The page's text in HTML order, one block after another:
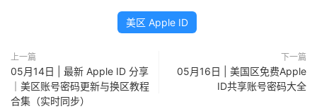
美区 Apple ID
上一篇
05月14日 | 最新 Apple ID 分享
｜美区账号密码更新与换区教程
合集（实时同步）
下一篇
05月16日 | 美国区免费Apple
ID共享账号密码大全